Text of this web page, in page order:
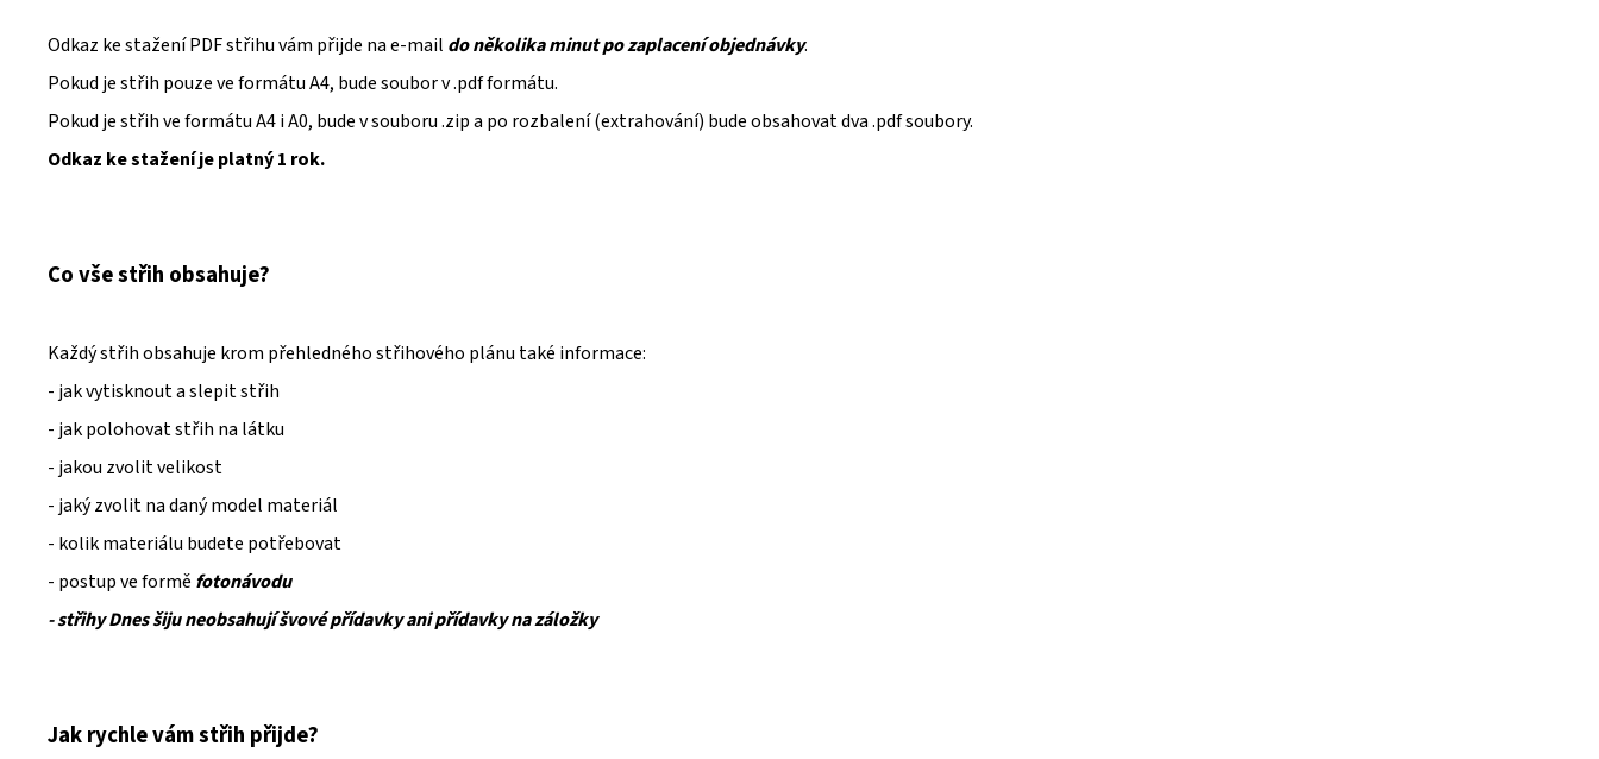
Odkaz ke stažení PDF střihu vám přijde na e-mail do několika minut po zaplacení objednávky.
Pokud je střih pouze ve formátu A4, bude soubor v .pdf formátu.
Pokud je střih ve formátu A4 i A0, bude v souboru .zip a po rozbalení (extrahování) bude obsahovat dva .pdf soubory.
Odkaz ke stažení je platný 1 rok.
Co vše střih obsahuje?
Každý střih obsahuje krom přehledného střihového plánu také informace:
- jak vytisknout a slepit střih
- jak polohovat střih na látku
- jakou zvolit velikost
- jaký zvolit na daný model materiál
- kolik materiálu budete potřebovat
- postup ve formě fotonávodu
- střihy Dnes šiju neobsahují švové přídavky ani přídavky na záložky
Jak rychle vám střih přijde?